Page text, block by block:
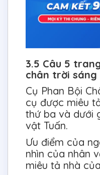
3.5 Câu 5
chân trời
Cụ Phan Bội
cụ được miêu
thứ ba và dưới
vật Tuấn.
Ưu điểm của
nhìn của nhân
miêu tả nhà